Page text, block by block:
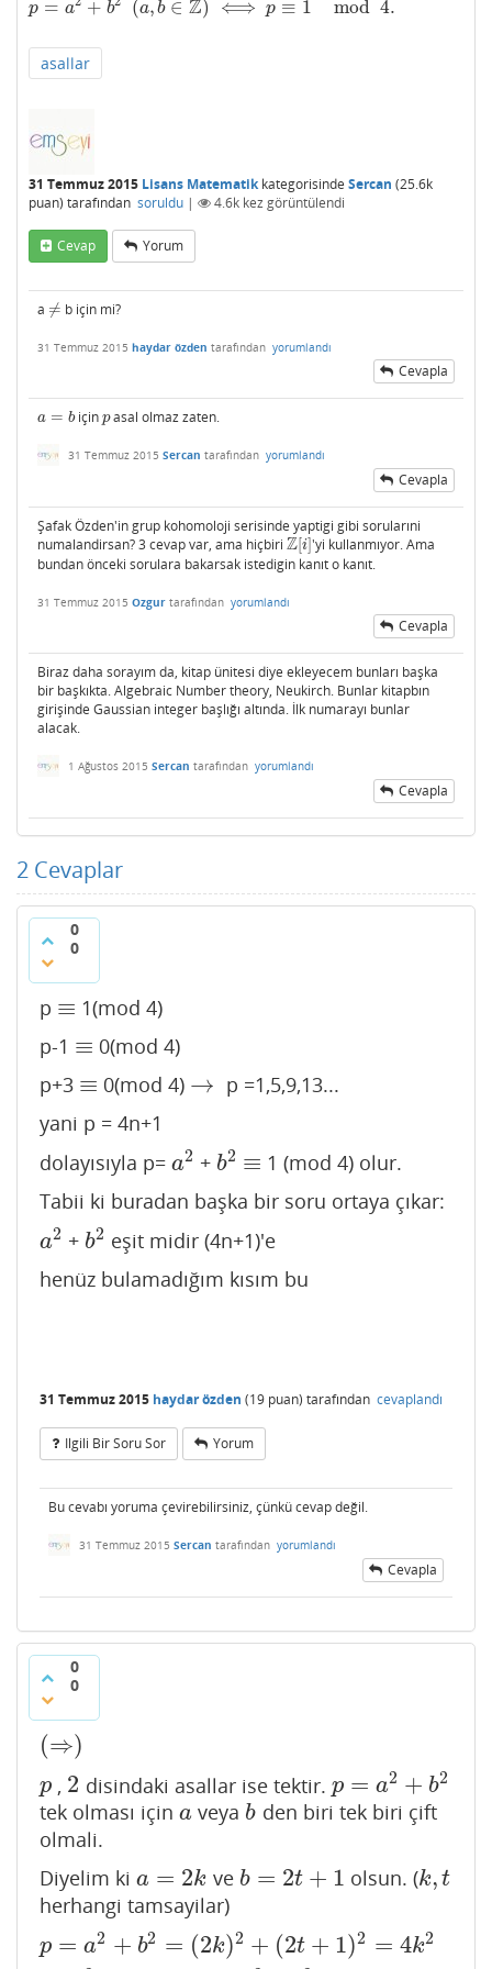
p = a + b (a, b ∈ Z) ⟺ p ≡ 1 mod 4.
p= a2+b2 (a b∈ )⟺p≡ 1mod4.
asallar
31 Temmuz 2015 Lisans Matematikkategorisinde Sercan (25.6k
puan) tarafından soruldu | 4.6k kez görüntülendi
Cevap Yorum
a ≠
≠ b için mi?
31 Temmuz 2015 haydar özden tarafından yorumlandı
Cevapla
a = b
a=b için p
pasal olmaz zaten.
31 Temmuz 2015 Sercan tarafından yorumlandı
Cevapla
Şafak Özden'in grup kohomoloji serisinde yaptigi gibi sorularıni
numalandirsan? 3 cevap var, ama hiçbiri Z i
Z[ ] 'yi kullanmıyor. Ama
bundan önceki sorulara bakarsak istedigin kanıt o kanıt.
31 Temmuz 2015 Ozgur tarafından yorumlandı
Cevapla
Biraz daha sorayım da, kitap ünitesi diye ekleyecem bunları başka
bir başkıkta. Algebraic Number theory, Neukirch. Bunlar kitapbın
girişinde Gaussian integer başlığı altında. İlk numarayı bunlar
alacak.
1 Ağustos 2015 Sercan tarafından yorumlandı
Cevapla
2 Cevaplar
0
0
p ≡
≡ 1(mod 4)
p-1 ≡
≡ 0(mod 4)
p+3 ≡
≡ 0(mod 4) →
→
p =1,5,9,13...
yani p = 4n+1
dolayısıyla p= a2
a2 + b2
b2 ≡
≡ 1 (mod 4) olur.
Tabii ki buradan başka bir soru ortaya çıkar:
a2
a2 + b2
b2 eşit midir (4n+1)'e
henüz bulamadığım kısım bu
31 Temmuz 2015 haydar özden (19 puan) tarafından cevaplandı
Ilgili Bir Soru Sor Yorum
Bu cevabı yoruma çevirebilirsiniz, çünkü cevap değil.
31 Temmuz 2015 Sercan tarafından yorumlandı
Cevapla
0
0
(⇒)
(⇒)
p
p , 2
2 disindaki asallar ise tektir. p = a2 + b2
p=a2+b 2
tek olması için a
a veya b
b den biri tek biri çift
olmali.
Diyelim ki a = 2k
a=2k ve b = 2t + 1
b =2t +1 olsun. (k, t
k,t
herhangi tamsayilar)
p = a2 + b2 = (2k)2 + (2t + 1)2 = 4k2
p =a2+b 2=( 2k 2+ 2t+1)2 =4k 2+4 t2+4t+ 1=4 (k2+